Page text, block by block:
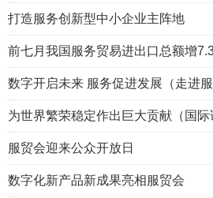
打造服务创新型中小企业主阵地
前七月我国服务贸易进出口总额增
数字开启未来 服务促进发展（走进服
为世界繁荣稳定作出巨大贡献（国际
服贸会迎来公众开放日
数字化新产品新成果亮相服贸会